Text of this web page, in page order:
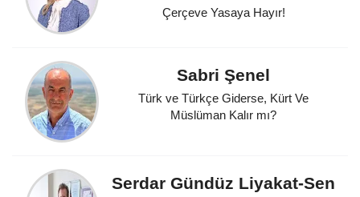
Çerçeve Yasaya Hayır!
Sabri Şenel
Türk ve Türkçe Giderse, Kürt Ve
Müslüman Kalır mı?
Serdar Gündüz Liyakat-Sen